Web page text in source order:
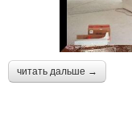
читать дальше →